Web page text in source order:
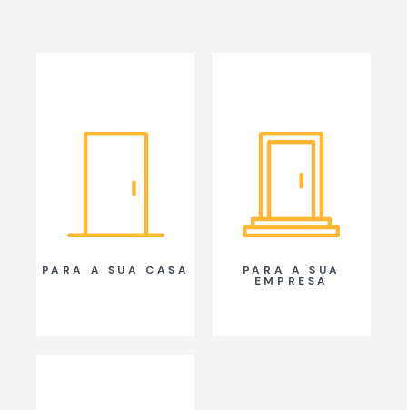
PARA A SUA CASA PARA A SUA
EMPRESA